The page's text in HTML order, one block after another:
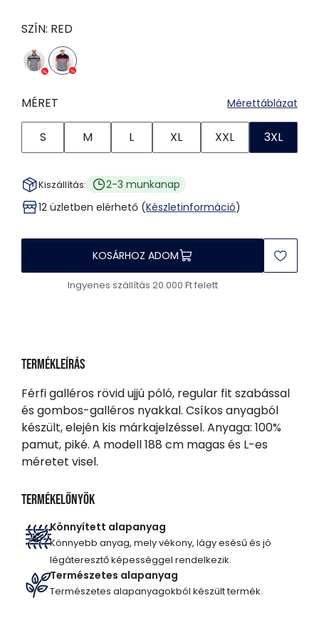
SZÍN: RED
MÉRET Mérettáblázat
S M L XL XXL 3XL
Kiszállítás:
2-3 munkanap
12 üzletben elérhető (Készletinformáció)
KOSÁRHOZ ADOM
Ingyenes szállítás 20.000 Ft felett
Termékleírás
Férfi galléros rövid ujjú póló, regular fit szabással
és gombos-galléros nyakkal. Csíkos anyagból
készült, elején kis márkajelzéssel. Anyaga: 100%
pamut, piké. A modell 188 cm magas és L-es
méretet visel.
Termékelőnyök
Könnyített alapanyag
Könnyebb anyag, mely vékony, lágy esésű és jó
légáteresztő képességgel rendelkezik.
Természetes alapanyag
Természetes alapanyagokból készült termék.